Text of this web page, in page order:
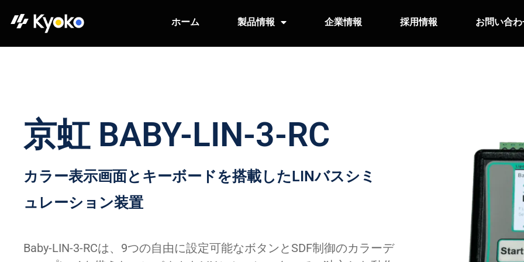
ホーム 製品情報 企業情報 採用情報 お問い合
京虹 BABY-LIN-3-RC
カラー表示画面とキーボードを搭載したLINバスシミ
ュレーション装置
Baby-LIN-3-RCは、9つの自由に設定可能なボタンとSDF制御のカラーデ